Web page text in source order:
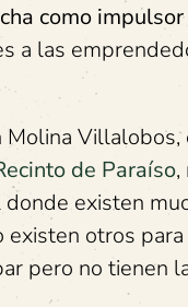
como
a las
de Paraíso,
existen
otros
pero no tienen